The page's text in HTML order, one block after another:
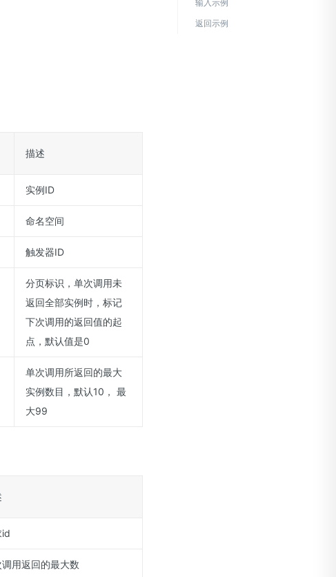
描述
实例ID
命名空间
触发器ID
分页标识，单次调用未
返回全部实例时，标记
下次调用的返回值的起
点，默认值是0
单次调用所返回的最大
实例数目，默认10， 最
大99
id
用返回的最大数
输入示例
返回示例